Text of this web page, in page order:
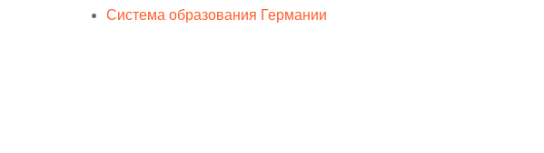
Система образования Германии